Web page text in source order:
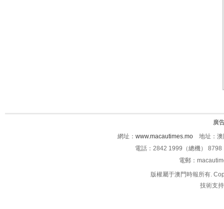
廣
網址： www.macautimes.mo 地址：澳
電話：2842 1999（總機）
電郵：
版權屬于澳門時報所有.
技術支